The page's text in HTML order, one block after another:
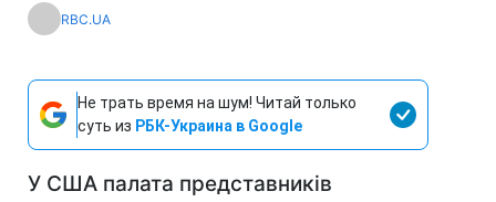
RBC.UA
Не трать время на шум! Читай только
суть из РБК-Украина в Google
У США палата представників